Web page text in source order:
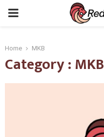
PRIMARY
Home MKB
Category : MKB